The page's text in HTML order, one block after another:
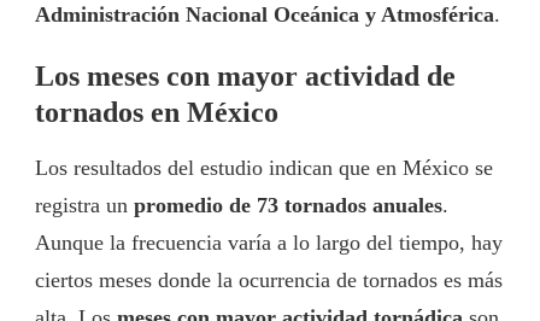
Administración Nacional Oceánica y Atmosférica.
Los meses con mayor actividad de
tornados en México
Los resultados del estudio indican que en México se
registra un promedio de 73 tornados anuales.
Aunque la frecuencia varía a lo largo del tiempo, hay
ciertos meses donde la ocurrencia de tornados es más